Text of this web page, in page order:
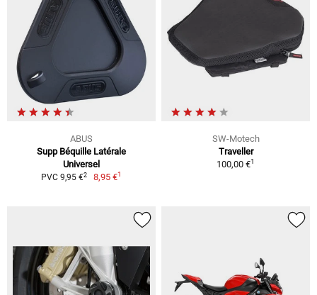
ABUS
Supp Béquille Latérale
Universel
PVC 9,95 €2 8,95 €1
SW-Motech
Traveller
100,00 €1